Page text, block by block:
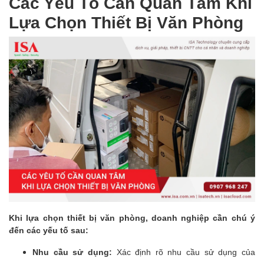
Lựa Chọn Thiết Bị Văn Phòng
Khi lựa chọn thiết bị văn phòng, doanh nghiệp cần chú ý
đến các yếu tố sau:
Nhu cầu sử dụng: Xác định rõ nhu cầu sử dụng của